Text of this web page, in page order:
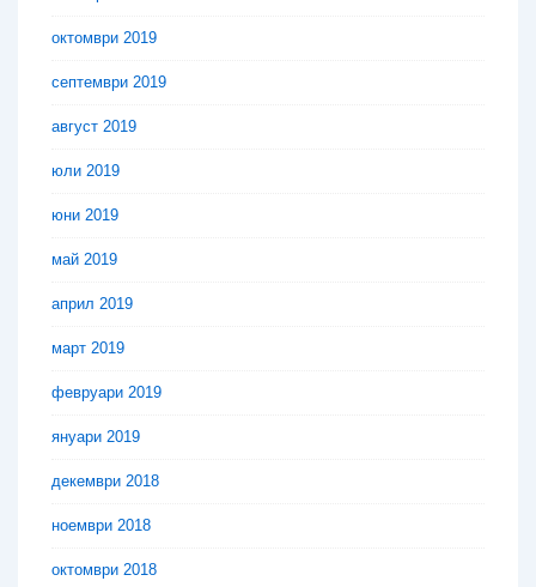
октомври 2019
септември 2019
август 2019
юли 2019
юни 2019
май 2019
април 2019
март 2019
февруари 2019
януари 2019
декември 2018
ноември 2018
октомври 2018